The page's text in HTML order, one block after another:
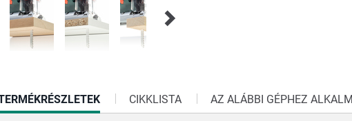
CIKKLISTA AZ ALÁBBI GÉPHEZ